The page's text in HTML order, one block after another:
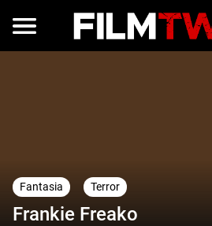
Fantasia Terror
Frankie Freako